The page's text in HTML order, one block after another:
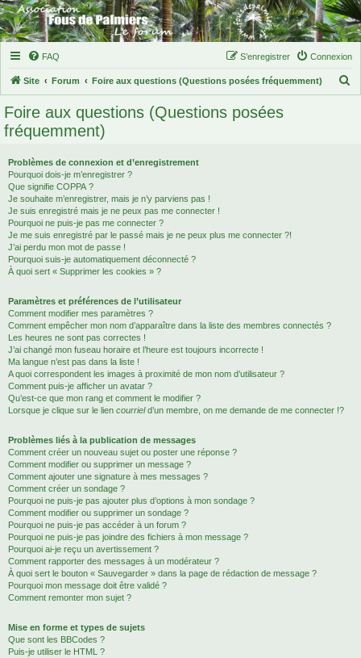
FAQ Connexion
S’enregistrer
Site Forum Foire aux questions (Questions posées fréquemment)
Foire aux questions (Questions posées
fréquemment)
Problèmes de connexion et d’enregistrement
Pourquoi dois-je m’enregistrer ?
Que signifie COPPA ?
Je souhaite m’enregistrer, mais je n’y parviens pas !
Je suis enregistré mais je ne peux pas me connecter !
Pourquoi ne puis-je pas me connecter ?
Je me suis enregistré par le passé mais je ne peux plus me connecter ?!
J’ai perdu mon mot de passe !
Pourquoi suis-je automatiquement déconnecté ?
À quoi sert « Supprimer les cookies » ?
Paramètres et préférences de l’utilisateur
Comment modifier mes paramètres ?
Comment empêcher mon nom d’apparaître dans la liste des membres connectés ?
Les heures ne sont pas correctes !
J’ai changé mon fuseau horaire et l’heure est toujours incorrecte !
Ma langue n’est pas dans la liste !
A quoi correspondent les images à proximité de mon nom d’utilisateur ?
Comment puis-je afficher un avatar ?
Qu’est-ce que mon rang et comment le modifier ?
Lorsque je clique sur le lien courrield’un membre, on me demande de me connecter !?
Problèmes liés à la publication de messages
Comment créer un nouveau sujet ou poster une réponse ?
Comment modifier ou supprimer un message ?
Comment ajouter une signature à mes messages ?
Comment créer un sondage ?
Pourquoi ne puis-je pas ajouter plus d’options à mon sondage ?
Comment modifier ou supprimer un sondage ?
Pourquoi ne puis-je pas accéder à un forum ?
Pourquoi ne puis-je pas joindre des fichiers à mon message ?
Pourquoi ai-je reçu un avertissement ?
Comment rapporter des messages à un modérateur ?
À quoi sert le bouton « Sauvegarder » dans la page de rédaction de message ?
Pourquoi mon message doit être validé ?
Comment remonter mon sujet ?
Mise en forme et types de sujets
Que sont les BBCodes ?
Puis-je utiliser le HTML ?